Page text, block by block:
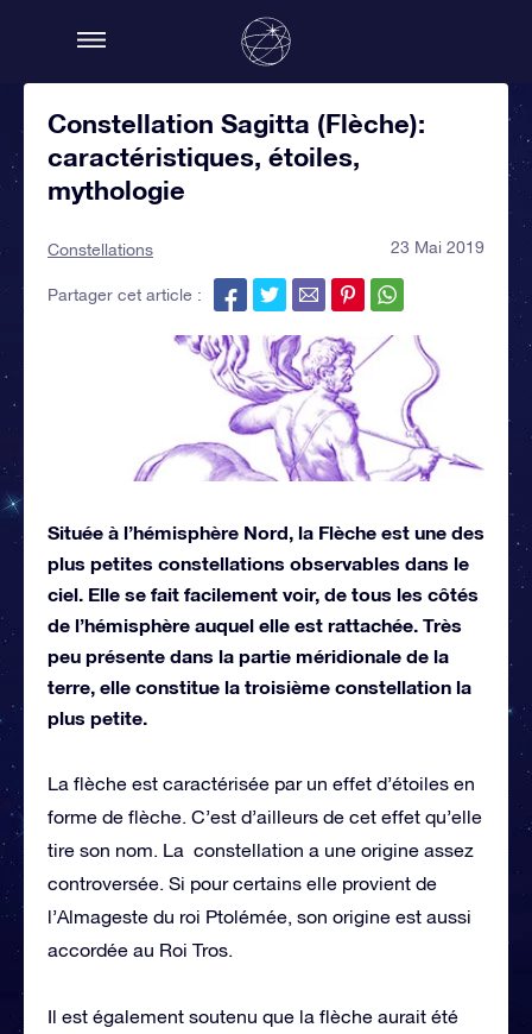
Constellation Sagitta (Flèche):
caractéristiques, étoiles,
mythologie
Constellations 23 Mai 2019
Partager cet article :
Située à l’hémisphère Nord, la Flèche est une des
plus petites constellations observables dans le
ciel. Elle se fait facilement voir, de tous les côtés
de l’hémisphère auquel elle est rattachée. Très
peu présente dans la partie méridionale de la
terre, elle constitue la troisième constellation la
plus petite.
La flèche est caractérisée par un effet d’étoiles en
forme de flèche. C’est d’ailleurs de cet effet qu’elle
tire son nom. La constellation a une origine assez
controversée. Si pour certains elle provient de
l’Almageste du roi Ptolémée, son origine est aussi
accordée au Roi Tros.
Il est également soutenu que la flèche aurait été